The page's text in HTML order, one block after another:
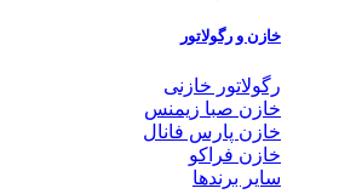
خازن و رگولاتور
رگولاتور خازنی
خازن صبا زیمنس
خازن پارس فانال
خازن فراکو
سایر برندها